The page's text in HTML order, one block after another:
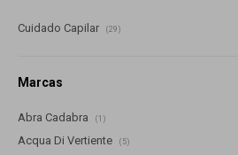
Cuidado Capilar (29)
Marcas
Abra Cadabra (1)
Acqua Di Vertiente (5)